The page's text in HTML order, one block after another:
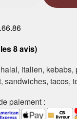
8 avis)
italien, kebabs,
sandwiches, tacos,
paiement :